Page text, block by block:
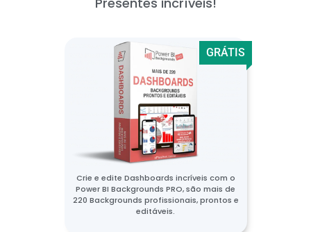
GRÁTIS
Crie e edite Dashboards incríveis com o
Power BI Backgrounds PRO, são mais de
220 Backgrounds profissionais, prontos e
editáveis.